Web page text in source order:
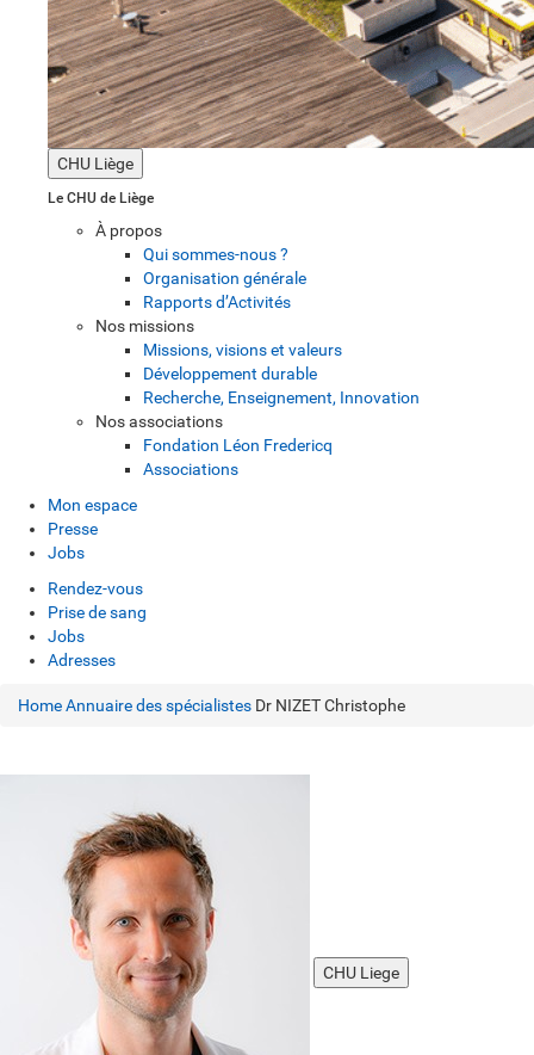
CHU Liège
Le CHU de Liège
À propos
Qui sommes-nous ?
Organisation générale
Rapports d’Activités
Nos missions
Missions, visions et valeurs
Développement durable
Recherche, Enseignement, Innovation
Nos associations
Fondation Léon Fredericq
Associations
Mon espace
Presse
Jobs
Rendez-vous
Prise de sang
Jobs
Adresses
HomeAnnuaire des spécialistes Dr NIZET Christophe
CHU Liege